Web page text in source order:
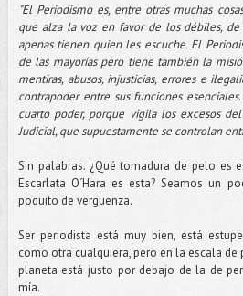
"El Periodismo es, entre otras muchas
que alza la voz en favor de los débiles,
apenas tienen quien les escuche. El
de las mayorías pero tiene también la
mentiras, abusos, injusticias, errores e
contrapoder entre sus funciones
cuarto poder, porque vigila los excesos
Judicial, que supuestamente se controlan
Sin palabras. ¿Qué tomadura de pelo es
Escarlata O´Hara es esta? Seamos un
poquito de vergüenza.
Ser periodista está muy bien, está
como otra cualquiera, pero en la escala
planeta está justo por debajo de la de
mía.